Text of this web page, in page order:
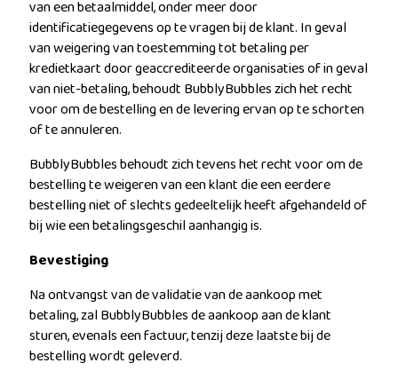
van een betaalmiddel, onder meer door
identificatiegegevens op te vragen bij de klant. In geval
van weigering van toestemming tot betaling per
kredietkaart door geaccrediteerde organisaties of in geval
van niet-betaling, behoudt BubblyBubbles zich het recht
voor om de bestelling en de levering ervan op te schorten
of te annuleren.
BubblyBubbles behoudt zich tevens het recht voor om de
bestelling te weigeren van een klant die een eerdere
bestelling niet of slechts gedeeltelijk heeft afgehandeld of
bij wie een betalingsgeschil aanhangig is.
Bevestiging
Na ontvangst van de validatie van de aankoop met
betaling, zal BubblyBubbles de aankoop aan de klant
sturen, evenals een factuur, tenzij deze laatste bij de
bestelling wordt geleverd.